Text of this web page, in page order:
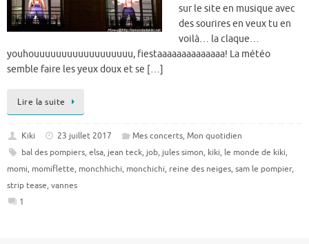
sur le site en musique avec
des sourires en veux tu en
voilà… la claque…
youhouuuuuuuuuuuuuuuuuu, fiestaaaaaaaaaaaaaa! La météo
semble faire les yeux doux et se […]
Lire la suite
Kiki 23 juillet 2017 Mes concerts, Mon quotidien
bal des pompiers, elsa, jean teck, job, jules simon, kiki, le monde de kiki,
momi, momiflette, monchhichi, monchichi, reine des neiges, sam le pompier,
strip tease, vannes
1